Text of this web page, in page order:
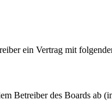
ein Vertrag mit
Betreiber des Boards ab